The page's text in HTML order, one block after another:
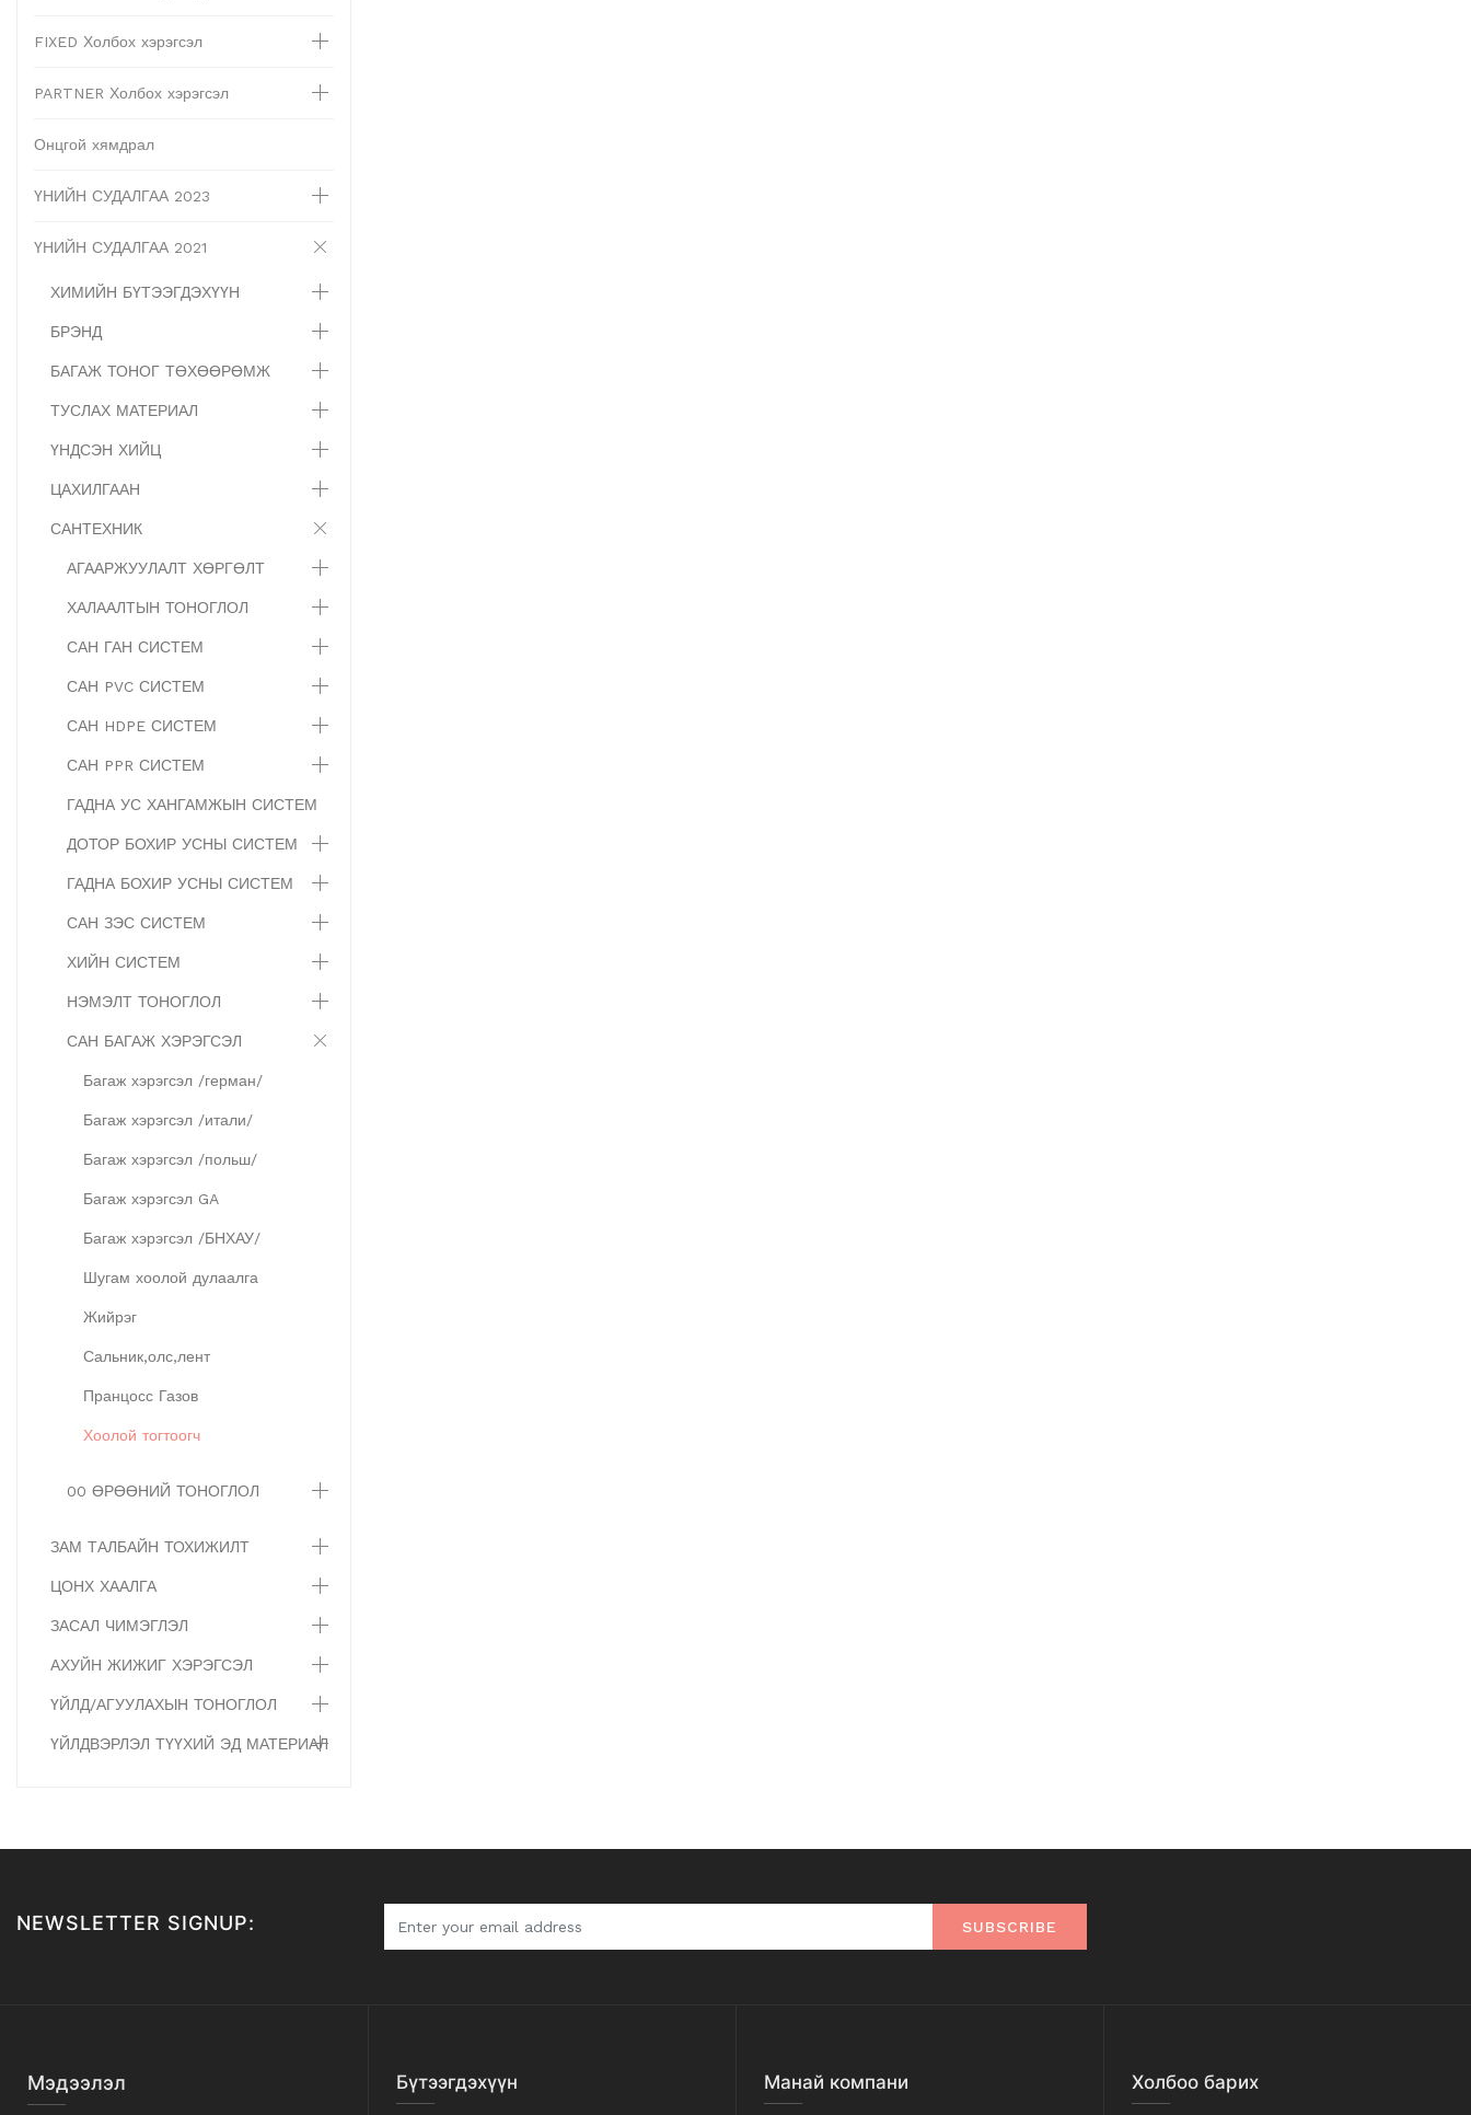
FIXED Холбох хэрэгсэл
PARTNER Холбох хэрэгсэл
Онцгой хямдрал
ҮНИЙН СУДАЛГАА 2023
ҮНИЙН СУДАЛГАА 2021
ХИМИЙН БҮТЭЭГДЭХҮҮН
БРЭНД
БАГАЖ ТОНОГ ТӨХӨӨРӨМЖ
ТУСЛАХ МАТЕРИАЛ
ҮНДСЭН ХИЙЦ
ЦАХИЛГААН
САНТЕХНИК
АГААРЖУУЛАЛТ ХӨРГӨЛТ
ХАЛААЛТЫН ТОНОГЛОЛ
САН ГАН СИСТЕМ
САН PVC СИСТЕМ
САН HDPE СИСТЕМ
САН PPR СИСТЕМ
ГАДНА УС ХАНГАМЖЫН СИСТЕМ
ДОТОР БОХИР УСНЫ СИСТЕМ
ГАДНА БОХИР УСНЫ СИСТЕМ
САН ЗЭС СИСТЕМ
ХИЙН СИСТЕМ
НЭМЭЛТ ТОНОГЛОЛ
САН БАГАЖ ХЭРЭГСЭЛ
Багаж хэрэгсэл /герман/
Багаж хэрэгсэл /итали/
Багаж хэрэгсэл /польш/
Багаж хэрэгсэл GA
Багаж хэрэгсэл /БНХАУ/
Шугам хоолой дулаалга
Жийрэг
Сальник,олс,лент
Пранцосс Газов
Хоолой тогтоогч
00 ӨРӨӨНИЙ ТОНОГЛОЛ
ЗАМ ТАЛБАЙН ТОХИЖИЛТ
ЦОНХ ХААЛГА
ЗАСАЛ ЧИМЭГЛЭЛ
АХУЙН ЖИЖИГ ХЭРЭГСЭЛ
ҮЙЛД/АГУУЛАХЫН ТОНОГЛОЛ
ҮЙЛДВЭРЛЭЛ ТҮҮХИЙ ЭД МАТЕРИАЛ
NEWSLETTER SIGNUP: SUBSCRIBE
Мэдээлэл Бүтээгдэхүүн Манай компани Холбоо барих